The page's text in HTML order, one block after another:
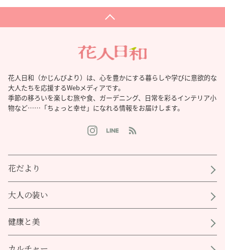
花人日和（かじんびより）は、心を豊かにする暮らしや学びに意欲的な
大人たちを応援するWebメディアです。
季節の移ろいを楽しむ旅や食、ガーデニング、日常を彩るインテリア小
物など……「ちょっと幸せ」になれる情報をお届けします。
花だより
大人の装い
健康と美